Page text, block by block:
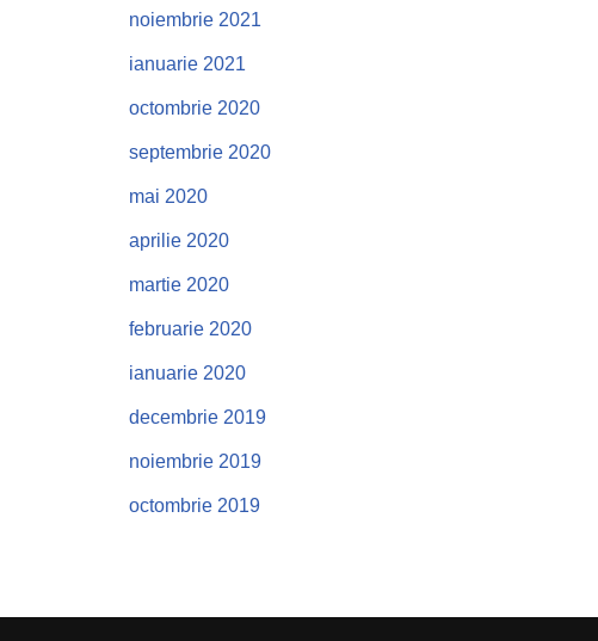
noiembrie 2021
ianuarie 2021
octombrie 2020
septembrie 2020
mai 2020
aprilie 2020
martie 2020
februarie 2020
ianuarie 2020
decembrie 2019
noiembrie 2019
octombrie 2019